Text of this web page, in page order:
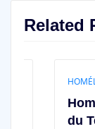
Related
HOMÉLIES,
du